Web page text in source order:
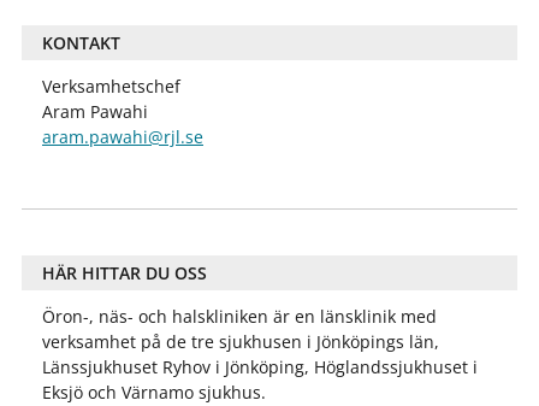
KONTAKT
Verksamhetschef
Aram Pawahi
aram.pawahi@rjl.se
HÄR HITTAR DU OSS
Öron-, näs- och halskliniken är en länsklinik med
verksamhet på de tre sjukhusen i Jönköpings län,
Länssjukhuset Ryhov i Jönköping, Höglandssjukhuset i
Eksjö och Värnamo sjukhus.